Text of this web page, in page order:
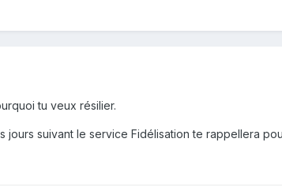
tu veux résilier.
jours suivant le service Fidélisation te rappellera